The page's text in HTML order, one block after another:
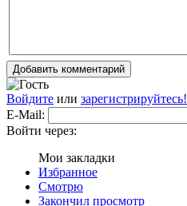
Добавить комментарий
Войдите или зарегистрируйтесь!
E-Mail:
Войти через:
Мои закладки
Избранное
Смотрю
Закончил просмотр